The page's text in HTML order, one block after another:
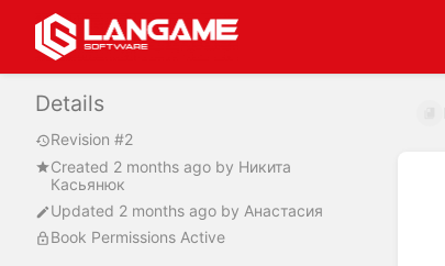
Details
Revision #2
Created 2 months ago by Никита
Касьянюк
Updated 2 months ago by Анастасия
Book Permissions Active